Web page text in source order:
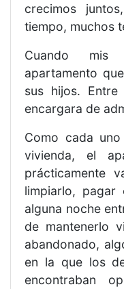
crecimos
tiempo, muchos
Cuando mis
apartamento
sus hijos.
encargara de
Como cada
vivienda, el
prácticamente
limpiarlo,
alguna noche
de mantenerlo
abandonado,
en la que los
encontraban